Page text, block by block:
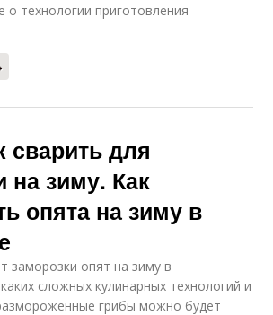
о технологии приготовления
сварить для
на зиму. Как
опята на зиму в
заморозки опят на зиму в
сложных кулинарных технологий и
грибы можно будет